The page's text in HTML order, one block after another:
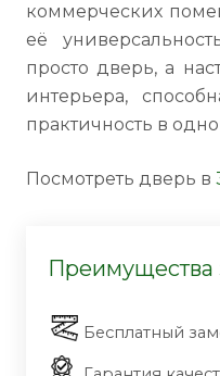
коммерческих
её
просто дверь, а
интерьера,
практичность в
Посмотреть дверь в
Преимущества
Бесплатный